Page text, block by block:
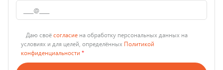
Даю своёсогласие на обработку персональных данных на
условиях и для целей, определённых Политикой
конфиденциальности *